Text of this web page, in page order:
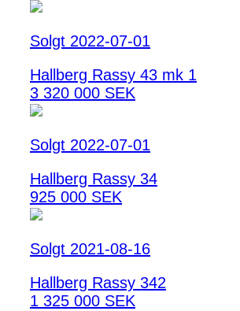
Solgt 2022-07-01
Hallberg Rassy 43 mk 1
3 320 000 SEK
Solgt 2022-07-01
Hallberg Rassy 34
925 000 SEK
Solgt 2021-08-16
Hallberg Rassy 342
1 325 000 SEK